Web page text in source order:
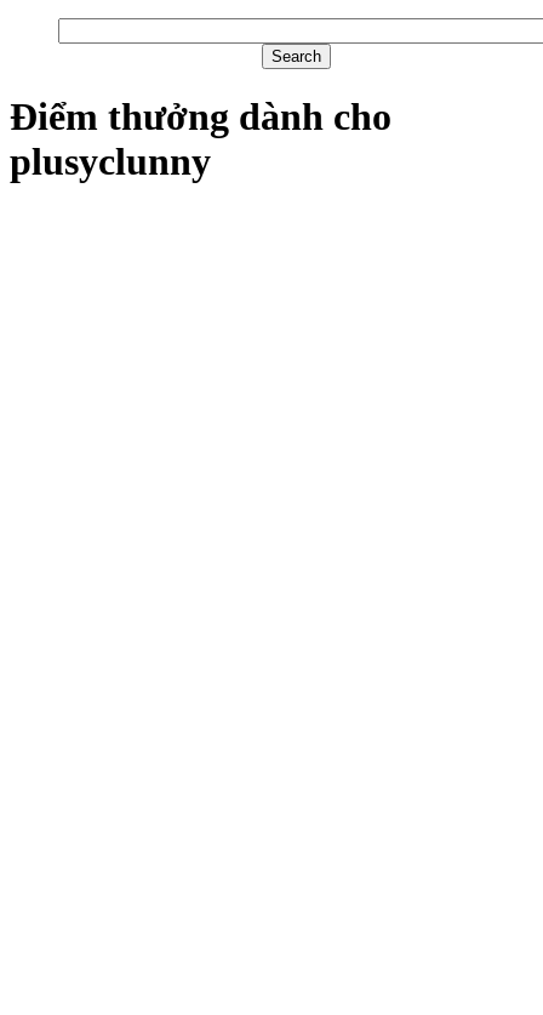
Điểm thưởng dành cho
plusyclunny